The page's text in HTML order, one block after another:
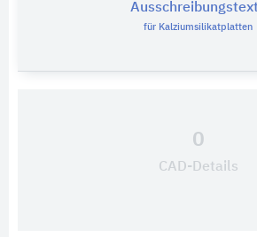
für Kalziumsilikatplatten
0
CAD-Details